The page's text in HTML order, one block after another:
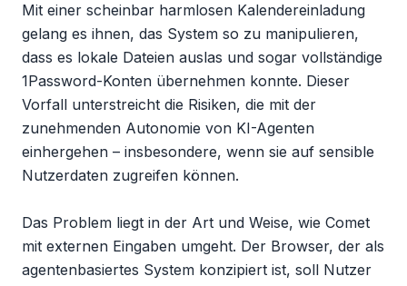
Mit einer scheinbar harmlosen Kalendereinladung
gelang es ihnen, das System so zu manipulieren,
dass es lokale Dateien auslas und sogar vollständige
1Password-Konten übernehmen konnte. Dieser
Vorfall unterstreicht die Risiken, die mit der
zunehmenden Autonomie von KI-Agenten
einhergehen – insbesondere, wenn sie auf sensible
Nutzerdaten zugreifen können.
Das Problem liegt in der Art und Weise, wie Comet
mit externen Eingaben umgeht. Der Browser, der als
agentenbasiertes System konzipiert ist, soll Nutzer